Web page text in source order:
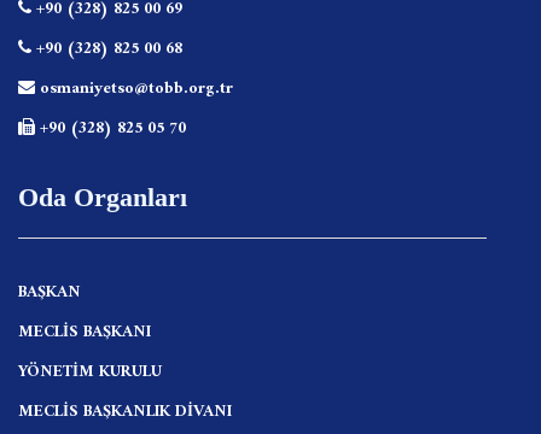
+90 (328) 825 00 69
+90 (328) 825 00 68
osmaniyetso@tobb.org.tr
+90 (328) 825 05 70
Oda Organları
BAŞKAN
MECLİS BAŞKANI
YÖNETİM KURULU
MECLİS BAŞKANLIK DİVANI